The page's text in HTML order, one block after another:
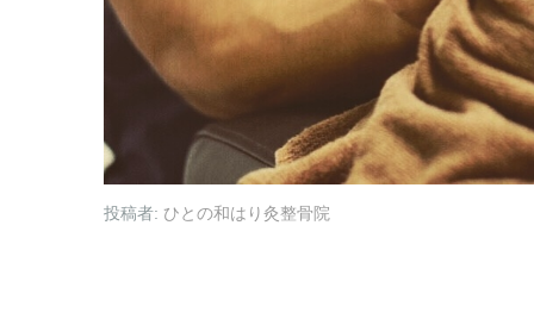
投稿者: ひとの和はり灸整骨院